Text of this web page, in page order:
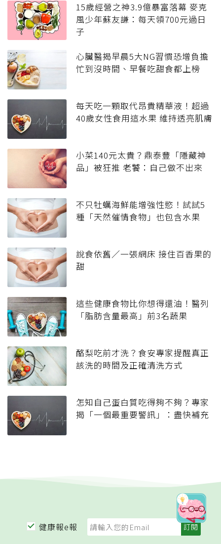
15歲經營之神3.9億暴富落幕 麥克
風少年蘇友謙：每天領700元過日
子
心臟醫揭早晨5大NG習慣恐增負擔
忙到沒時間、早餐吃甜食都上榜
每天吃一顆取代昂貴精華液！超過
40歲女性食用這水果 維持透亮肌膚
小菜140元太貴？鼎泰豐「隱藏神
品」被狂推 老饕：自己做不出來
不只牡蠣海鮮能增強性慾！試試5
種「天然催情食物」也包含水果
說食依舊／一張網床 接住百香果的
甜
這些健康食物比你想得還油！醫列
「脂肪含量最高」前3名蔬果
酪梨吃前才洗？食安專家提醒真正
該洗的時間及正確清洗方式
怎知自己蛋白質吃得夠不夠？專家
揭「一個最重要警訊」：盡快補充
健康報e報